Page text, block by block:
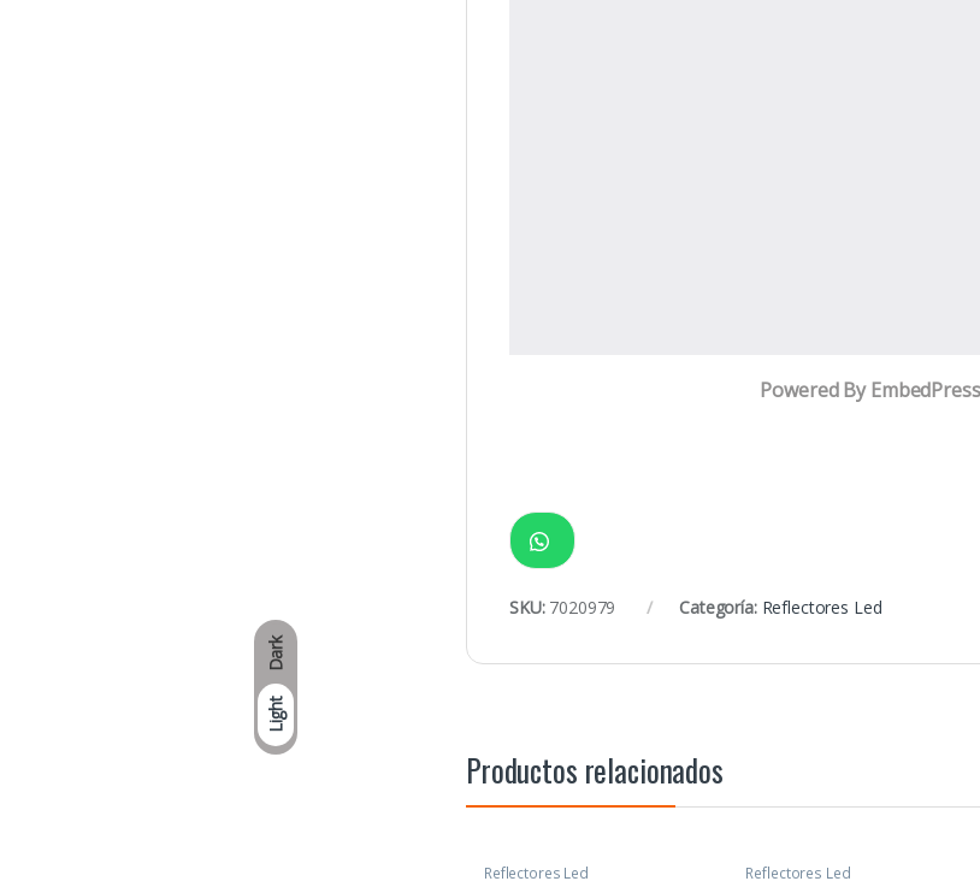
Dark
Light
Powered By EmbedPress
SKU: 7020979 Categoría: Reflectores Led
Productos relacionados
Reflectores Led Reflectores Led